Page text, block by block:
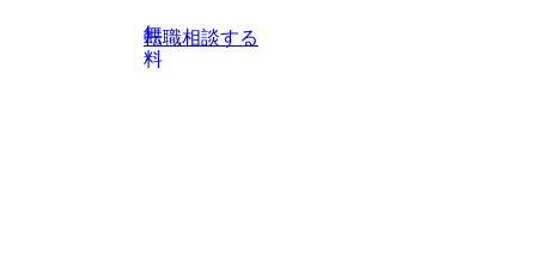
り、常に刺激を受けながらプロジェクトワークが可能 総合
コンサルティングファームの名の通り、全方位のクライア
無
料
転職相談する